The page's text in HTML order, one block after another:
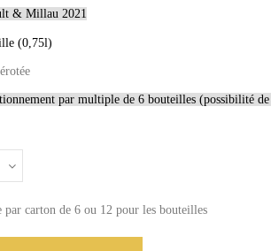
& Millau 2021
(0,75l)
par multiple de 6 bouteilles (possibilité de
carton de 6 ou 12 pour les bouteilles